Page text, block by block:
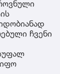
ჩვენი